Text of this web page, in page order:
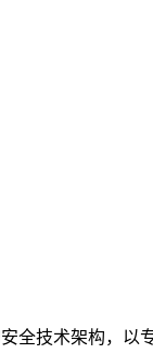
全技术架构，以